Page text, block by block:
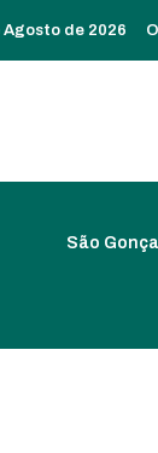
de 2026
São